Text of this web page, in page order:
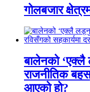
गोलबजार
बालेनको ‘एक्लै
राजनीतिक
आएको हो?